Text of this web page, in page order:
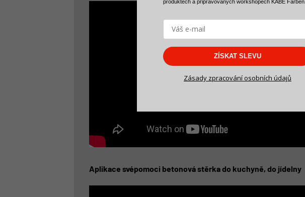
Aplikace svépomoci betonová stěrka do kuchyně, do jídelny
produktech a připravovaných workshopech KABE Farben.
ZÍSKAT SLEVU
Zásady zpracování osobních údajů